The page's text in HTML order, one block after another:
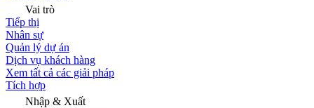
Vai trò
Tiếp thị
Nhân sự
Quản lý dự án
Dịch vụ khách hàng
Xem tất cả các giải pháp
Tích hợp
Nhập & Xuất